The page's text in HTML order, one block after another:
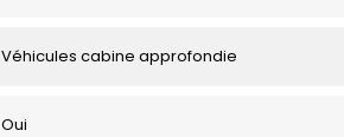
Véhicules cabine approfondie
Oui